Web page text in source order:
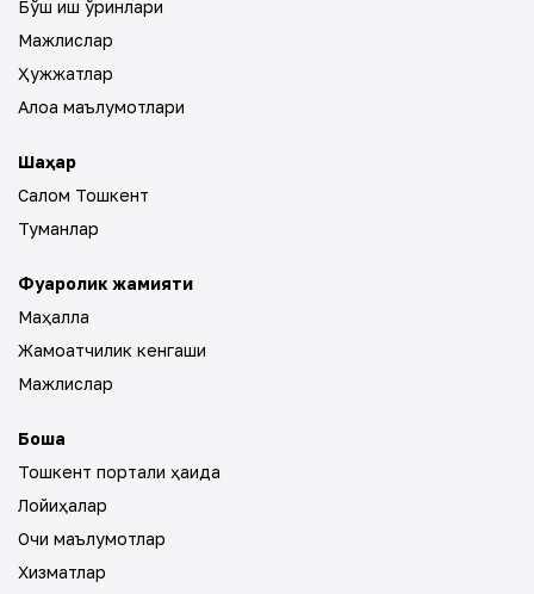
Бўш иш ўринлари
Мажлислар
Ҳужжатлар
Алоқа маълумотлари
Шаҳар
Салом Тошкент
Туманлар
Фуқаролик жамияти
Маҳалла
Жамоатчилик кенгаши
Мажлислар
Бошқа
Тошкент портали ҳақида
Лойиҳалар
Очиқ маълумотлар
Хизматлар